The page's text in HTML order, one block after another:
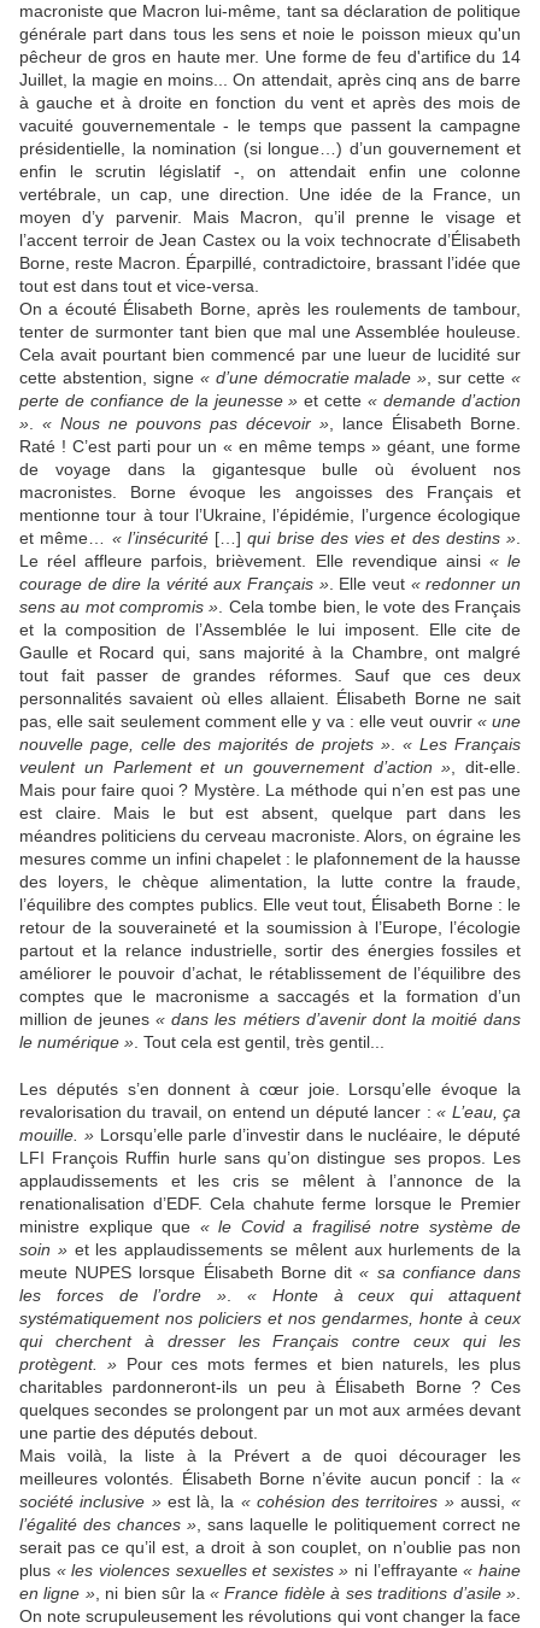
macroniste que Macron lui-même, tant sa déclaration de politique
générale part dans tous les sens et noie le poisson mieux qu'un
pêcheur de gros en haute mer. Une forme de feu d'artifice du 14
Juillet, la magie en moins... On attendait, après cinq ans de barre
à gauche et à droite en fonction du vent et après des mois de
vacuité gouvernementale - le temps que passent la campagne
présidentielle, la nomination (si longue…) d’un gouvernement et
enfin le scrutin législatif -, on attendait enfin une colonne
vertébrale, un cap, une direction. Une idée de la France, un
moyen d’y parvenir. Mais Macron, qu’il prenne le visage et
l’accent terroir de Jean Castex ou la voix technocrate d’Élisabeth
Borne, reste Macron. Éparpillé, contradictoire, brassant l’idée que
tout est dans tout et vice-versa.
On a écouté Élisabeth Borne, après les roulements de tambour,
tenter de surmonter tant bien que mal une Assemblée houleuse.
Cela avait pourtant bien commencé par une lueur de lucidité sur
cette abstention, signe « d’une démocratie malade » , sur cette«
perte de confiance de la jeunesse » et cette« demande d’action
»
« Nous ne pouvons pas décevoir » , lance Élisabeth Borne.
Raté ! C’est parti pour un « en même temps » géant, une forme
de voyage dans la gigantesque bulle où évoluent nos
macronistes. Borne évoque les angoisses des Français et
mentionne tour à tour l’Ukraine, l’épidémie, l’urgence écologique
et même… « l’insécurité[…]qui brise des vies et des destins »
Le réel affleure parfois, brièvement. Elle revendique ainsi « le
courage de dire la vérité aux Français ». Elle veut « redonner un
sens au mot compromis » . Cela tombe bien, le vote des Français
et la composition de l’Assemblée le lui imposent. Elle cite de
Gaulle et Rocard qui, sans majorité à la Chambre, ont malgré
tout fait passer de grandes réformes. Sauf que ces deux
personnalités savaient où elles allaient. Élisabeth Borne ne sait
pas, elle sait seulement comment elle y va : elle veut ouvrir « une
nouvelle page, celle des majorités de projets »
« Les Français
veulent un Parlement et un gouvernement d’action » , dit-elle.
Mais pour faire quoi ? Mystère. La méthode qui n’en est pas une
est claire. Mais le but est absent, quelque part dans les
méandres politiciens du cerveau macroniste. Alors, on égraine les
mesures comme un infini chapelet : le plafonnement de la hausse
des loyers, le chèque alimentation, la lutte contre la fraude,
l’équilibre des comptes publics. Elle veut tout, Élisabeth Borne : le
retour de la souveraineté et la soumission à l’Europe, l’écologie
partout et la relance industrielle, sortir des énergies fossiles et
améliorer le pouvoir d’achat, le rétablissement de l’équilibre des
comptes que le macronisme a saccagés et la formation d’un
million de jeunes« dans les métiers d’avenir dont la moitié dans
le numérique » . Tout cela est gentil, très gentil...
Les députés s’en donnent à cœur joie. Lorsqu’elle évoque la
revalorisation du travail, on entend un député lancer :« L’eau, ça
mouille. »Lorsqu’elle parle d’investir dans le nucléaire, le député
LFI François Ruffin hurle sans qu’on distingue ses propos. Les
applaudissements et les cris se mêlent à l’annonce de la
renationalisation d’EDF. Cela chahute ferme lorsque le Premier
ministre explique que « le Covid a fragilisé notre système de
soin »et les applaudissements se mêlent aux hurlements de la
meute NUPES lorsque Élisabeth Borne dit« sa confiance dans
les forces de l’ordre » .« Honte à ceux qui attaquent
systématiquement nos policiers et nos gendarmes, honte à ceux
qui cherchent à dresser les Français contre ceux qui les
protègent. »Pour ces mots fermes et bien naturels, les plus
charitables pardonneront-ils un peu à Élisabeth Borne ? Ces
quelques secondes se prolongent par un mot aux armées devant
une partie des députés debout.
Mais voilà, la liste à la Prévert a de quoi décourager les
meilleures volontés. Élisabeth Borne n’évite aucun poncif : la «
société inclusive »est là, la « cohésion des territoires »aussi, «
l’égalité des chances » , sans laquelle le politiquement correct ne
serait pas ce qu’il est, a droit à son couplet, on n’oublie pas non
plus « les violences sexuelles et sexistes » ni l’effrayante« haine
en ligne », ni bien sûr la« France fidèle à ses traditions d’asile »
On note scrupuleusement les révolutions qui vont changer la face